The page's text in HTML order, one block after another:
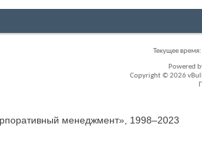
Текущее время:
Powered
Copyright © 2026
менеджмент», 1998–2023